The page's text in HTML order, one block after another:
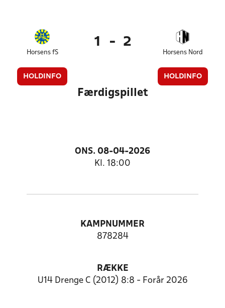
Horsens fS
HOLDINFO
1 - 2
Horsens Nord
HOLDINFO
Færdigspillet
ONS. 08-04-2026
Kl. 18:00
KAMPNUMMER
878284
RÆKKE
U14 Drenge C (2012) 8:8 - Forår 2026